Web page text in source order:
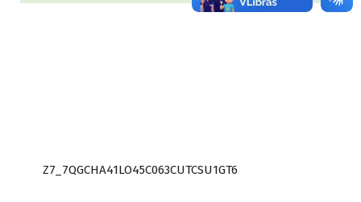
Z7_7QGCHA41LO45C063CUTCSU1GT6